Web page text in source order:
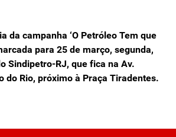
da campanha ‘O Petróleo Tem que
para 25 de março, segunda,
Sindipetro-RJ, que fica na Av.
do Rio, próximo à Praça Tiradentes.